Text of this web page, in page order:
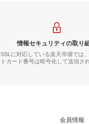
情報セキュリティの取り
SSLに対応している楽天市場では
トカード番号は暗号化して送信さ
会員情報